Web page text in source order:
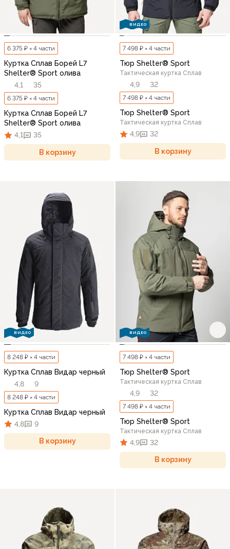
6 375 ₽ × 4 части
Куртка Сплав Борей L7
Shelter® Sport олива
4,1
35
6 375 ₽ × 4 части
Куртка Сплав Борей L7
Shelter® Sport олива
4,1
35
В корзину
ВИДЕО
7 498 ₽ × 4 части
Тюр Shelter® Sport
Тактическая куртка Сплав
4,9 32
7 498 ₽ × 4 части
Тюр Shelter® Sport
Тактическая куртка Сплав
4,9 32
В корзину
ВИДЕО
8 248 ₽ × 4 части
Куртка Сплав Видар черный
4,8
9
8 248 ₽ × 4 части
Куртка Сплав Видар черный
4,8
9
В корзину
ВИДЕО
7 498 ₽ × 4 части
Тюр Shelter® Sport
Тактическая куртка Сплав
4,9 32
7 498 ₽ × 4 части
Тюр Shelter® Sport
Тактическая куртка Сплав
4,9 32
В корзину